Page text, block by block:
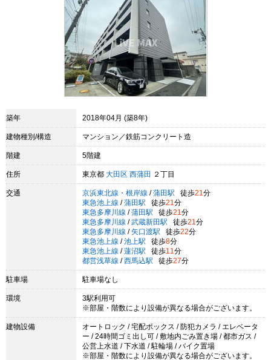
築年 2018年04月 (築8年)
建物種別/構造 マンション／鉄筋コンクリート造
階建 5階建
住所 東京都 大田区 西蒲田 ２丁目
交通 京浜東北線・根岸線 / 蒲田駅 徒歩21 分
東急池上線 / 蒲田駅 徒歩21 分
東急多摩川線 / 蒲田駅 徒歩21 分
東急多摩川線 / 武蔵新田駅 徒歩21 分
東急多摩川線 / 矢口渡駅 徒歩22分
東急池上線 / 池上駅 徒歩8分
東急池上線 / 蓮沼駅 徒歩11 分
都営浅草線 / 西馬込駅 徒歩27分
駐車場 駐車場なし
環境
3駅利用可
※部屋・階数により設備が異なる場合がございます。
建物設備
オートロック / 宅配ボックス / 防犯カメラ / エレベータ
ー / 24時間ゴミ出し可 / 敷地内ごみ置き場 / 都市ガス /
公営上水道 / 下水道 / 駐輪場 / バイク置場
※部屋・階数により設備が異なる場合がございます。